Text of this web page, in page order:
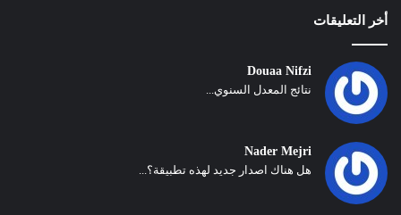
أخر التعليقات
Douaa Nifzi
نتائج المعدل السنوي...
Nader Mejri
هل هناك اصدار جديد لهذه تطبيقة؟...